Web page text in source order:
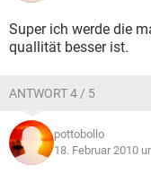
Super ich werde die
quallität besser ist.
ANTWORT 4 / 5
pottobollo
18. Februar 2010